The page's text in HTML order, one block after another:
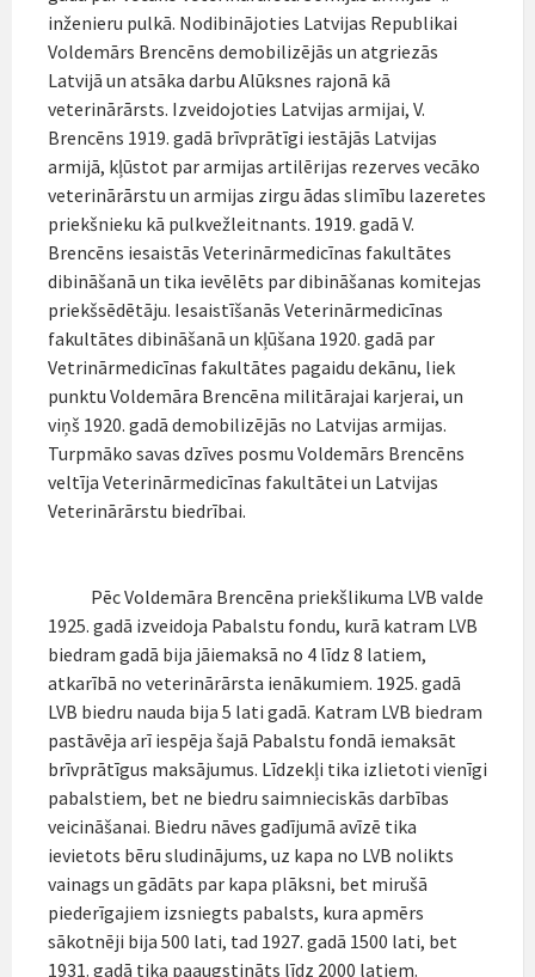
inženieru pulkā. Nodibinājoties Latvijas Republikai
Voldemārs Brencēns demobilizējās un atgriezās
Latvijā un atsāka darbu Alūksnes rajonā kā
veterinārārsts. Izveidojoties Latvijas armijai, V.
Brencēns 1919. gadā brīvprātīgi iestājās Latvijas
armijā, kļūstot par armijas artilērijas rezerves vecāko
veterinārārstu un armijas zirgu ādas slimību lazeretes
priekšnieku kā pulkvežleitnants. 1919. gadā V.
Brencēns iesaistās Veterinārmedicīnas fakultātes
dibināšanā un tika ievēlēts par dibināšanas komitejas
priekšsēdētāju. Iesaistīšanās Veterinārmedicīnas
fakultātes dibināšanā un kļūšana 1920. gadā par
Vetrinārmedicīnas fakultātes pagaidu dekānu, liek
punktu Voldemāra Brencēna militārajai karjerai, un
viņš 1920. gadā demobilizējās no Latvijas armijas.
Turpmāko savas dzīves posmu Voldemārs Brencēns
veltīja Veterinārmedicīnas fakultātei un Latvijas
Veterinārārstu biedrībai.
Pēc Voldemāra Brencēna priekšlikuma LVB valde
1925. gadā izveidoja Pabalstu fondu, kurā katram LVB
biedram gadā bija jāiemaksā no 4 līdz 8 latiem,
atkarībā no veterinārārsta ienākumiem. 1925. gadā
LVB biedru nauda bija 5 lati gadā. Katram LVB biedram
pastāvēja arī iespēja šajā Pabalstu fondā iemaksāt
brīvprātīgus maksājumus. Līdzekļi tika izlietoti vienīgi
pabalstiem, bet ne biedru saimnieciskās darbības
veicināšanai. Biedru nāves gadījumā avīzē tika
ievietots bēru sludinājums, uz kapa no LVB nolikts
vainags un gādāts par kapa plāksni, bet mirušā
piederīgajiem izsniegts pabalsts, kura apmērs
sākotnēji bija 500 lati, tad 1927. gadā 1500 lati, bet
1931. gadā tika paaugstināts līdz 2000 latiem.